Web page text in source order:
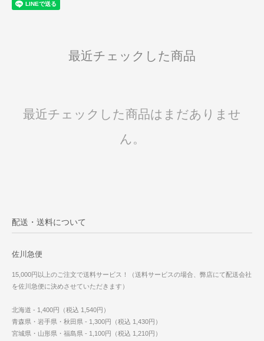
最近チェックした商品
最近チェックした商品はまだありませ
ん。
配送・送料について
佐川急便
15,000円以上のご注文で送料サービス！（送料サービスの場合、弊店にて配送会社
を佐川急便に決めさせていただきます）
北海道 - 1,400円（税込 1,540円）
青森県・岩手県・秋田県 - 1,300円（税込 1,430円）
宮城県・山形県・福島県 - 1,100円（税込 1,210円）